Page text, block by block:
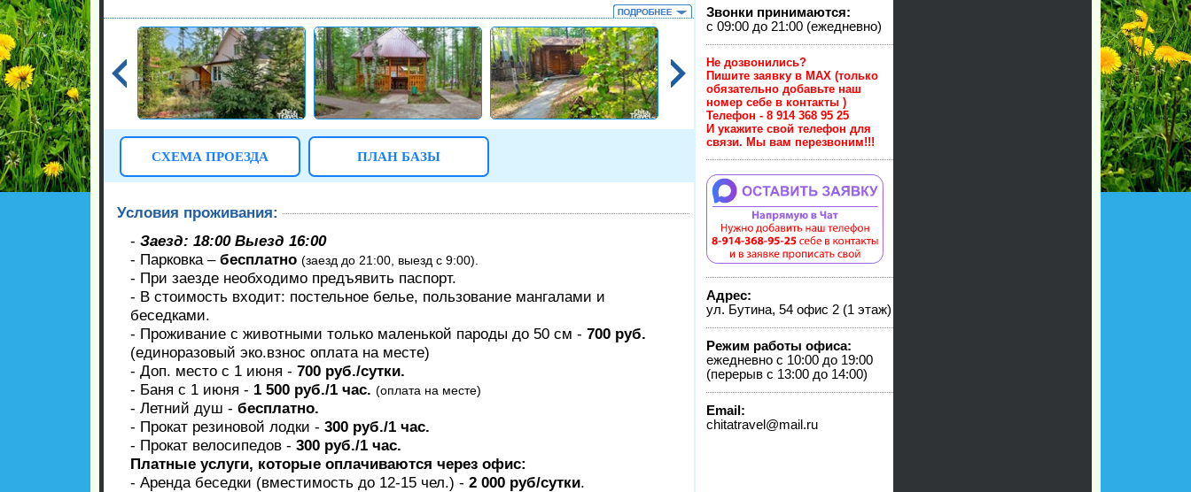
СХЕМА ПРОЕЗДА ПЛАН БАЗЫ
Условия проживания:
- Заезд: 18:00 Выезд 16:00
- Парковка – бесплатно (заезд до 21:00, выезд с 9:00).
- При заезде необходимо предъявить паспорт.
- В стоимость входит: постельное белье, пользование мангалами и
беседками.
- Проживание с животными только маленькой пароды до 50 см - 700 руб.
(единоразовый эко.взнос оплата на месте)
- Доп. место с 1 июня - 700 руб./сутки.
- Баня с 1 июня - 1 500 руб./1 час. (оплата на месте)
- Летний душ - бесплатно.
- Прокат резиновой лодки - 300 руб./1 час.
- Прокат велосипедов - 300 руб./1 час.
Платные услуги, которые оплачиваются через офис:
- Аренда беседки (вместимость до 12-15 чел.) - 2 000 руб/сутки.
Звонки принимаются:
с 09:00 до 21:00 (ежедневно)
Не дозвонились?
Пишите заявку в MAX (только
обязательно добавьте наш
номер себе в контакты )
Телефон - 8 914 368 95 25
И укажите свой телефон для
связи. Мы вам перезвоним!!!
Адрес:
ул. Бутина, 54 офис 2 (1 этаж)
Режим работы офиса:
ежедневно с 10:00 до 19:00
(перерыв с 13:00 до 14:00)
Email:
chitatravel@mail.ru